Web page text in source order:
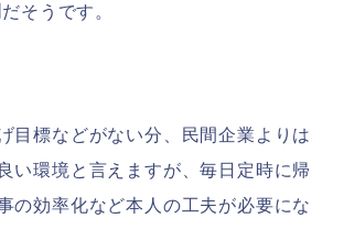
だそうです。
目標などがない分、民間企業よりは
い環境と言えますが、毎日定時に帰
の効率化など本人の工夫が必要にな